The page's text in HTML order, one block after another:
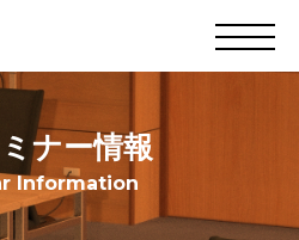
ナー情報
Information